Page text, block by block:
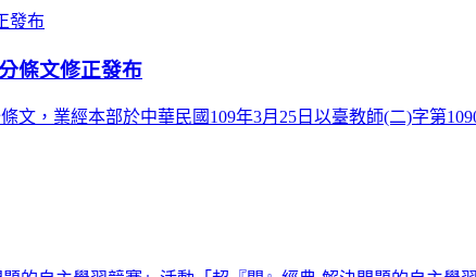
條文修正發布
，業經本部於中華民國109年3月25日以臺教師(二)字第